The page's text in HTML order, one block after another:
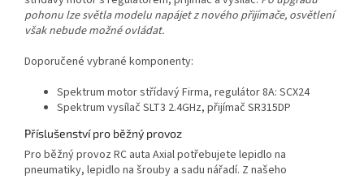
pohonu lze světla modelu napájet z nového přijímače, osvětlení
však nebude možné ovládat.
Doporučené vybrané komponenty:
Spektrum motor střídavý Firma, regulátor 8A: SCX24
Spektrum vysílač SLT3 2.4GHz, přijímač SR315DP
Příslušenství pro běžný provoz
Pro běžný provoz RC auta Axial potřebujete lepidlo na
pneumatiky, lepidlo na šrouby a sadu nářadí. Z našeho